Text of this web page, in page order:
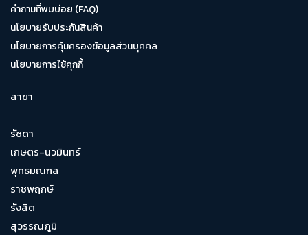
คำถามที่พบบ่อย (FAQ)
นโยบายรับประกันสินค้า
นโยบายการคุ้มครองข้อมูลส่วนบุคคล
นโยบายการใช้คุกกี้
สาขา
รัชดา
เกษตร-นวมินทร์
พุทธมณฑล
ราชพฤกษ์
รังสิต
สุวรรณภูมิ